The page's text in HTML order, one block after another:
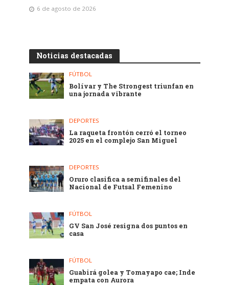
6 de agosto de 2026
Noticias destacadas
FÚTBOL
Bolívar y The Strongest triunfan en
una jornada vibrante
DEPORTES
La raqueta frontón cerró el torneo
2025 en el complejo San Miguel
DEPORTES
Oruro clasifica a semifinales del
Nacional de Futsal Femenino
FÚTBOL
GV San José resigna dos puntos en
casa
FÚTBOL
Guabirá golea y Tomayapo cae; Inde
empata con Aurora